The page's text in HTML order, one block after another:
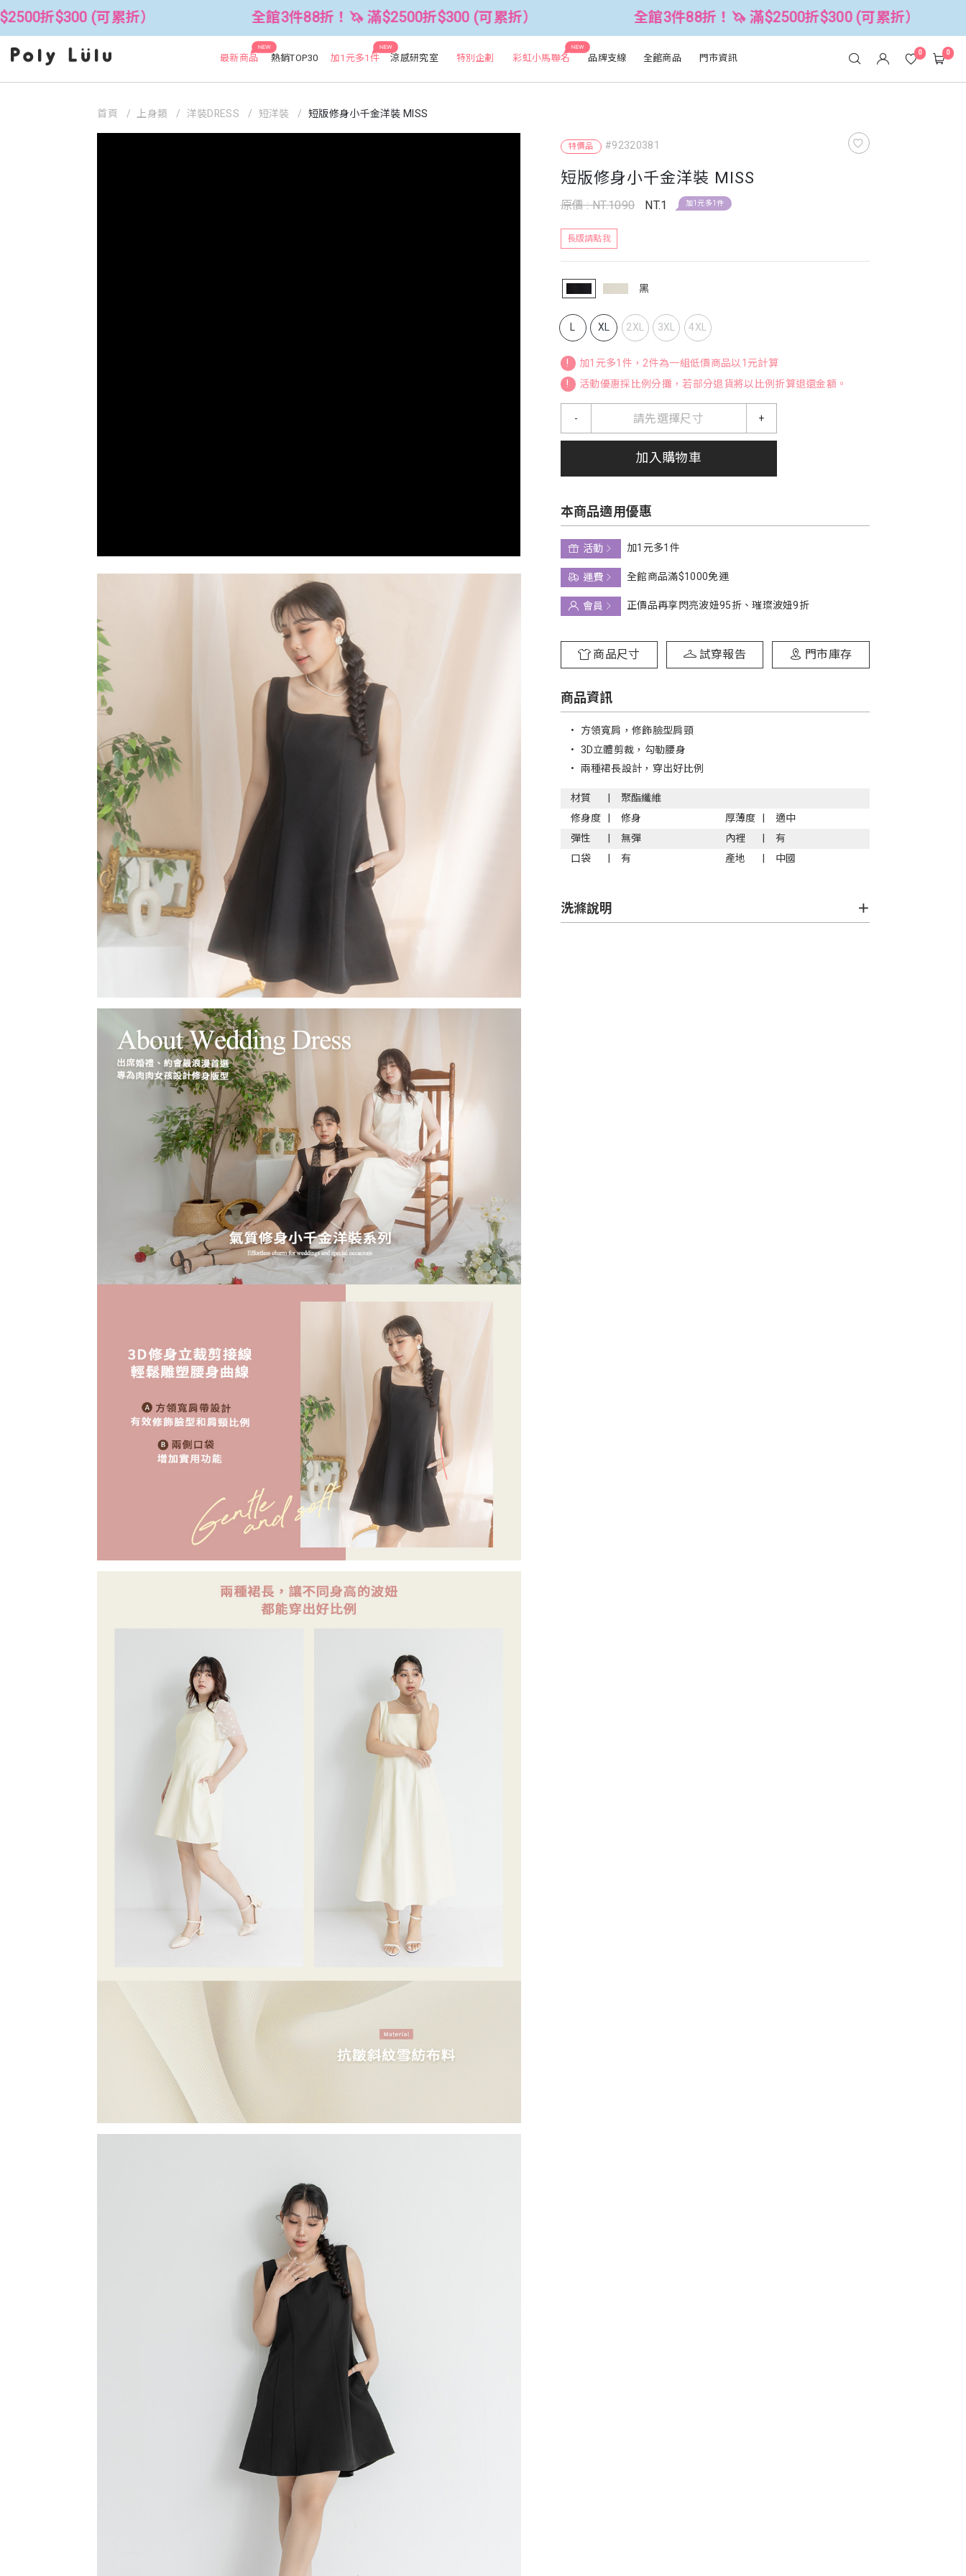
可累折） 全館3件88折！🦄 滿$2500折$300 (可累折） 全館3件88折！🦄 滿$2500折$300 (可累折）
NEW
最新商品 熱銷TOP30
NEW
加1元多1件 涼感研究室 特別企劃
NEW
彩虹小馬聯名 品牌支線 全館商品 門市資訊 0 0
特價品 #92320381
短版修身小千金洋裝 MISS
原價 : NT.1090 NT.1 加1元多1件
長版請點我
黑
L XL 2XL 3XL 4XL
!
加1元多1件，2件為一組低價商品以1元計算
!
活動優惠採比例分攤，若部分退貨將以比例折算退還金額。
請先選擇尺寸
- +
加入購物車
本商品適用優惠
活動
加1元多1件
運費
全館商品滿$1000免運
會員
正價品再享閃亮波妞95折、璀璨波妞9折
商品尺寸 試穿報告 門市庫存
商品資訊
• 方領寬肩，修飾臉型肩頸
• 3D立體剪裁，勾勒腰身
• 兩種裙長設計，穿出好比例
材質
聚酯纖維
修身度
修身 厚薄度
適中
彈性
無彈 內裡
有
口袋
有 產地 中國
洗滌說明
首頁 上身類 洋裝DRESS 短洋裝 短版修身小千金洋裝 MISS